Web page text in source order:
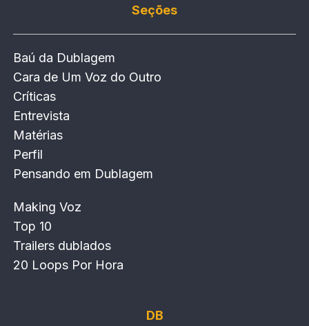
Seções
Baú da Dublagem
Cara de Um Voz do Outro
Críticas
Entrevista
Matérias
Perfil
Pensando em Dublagem
Making Voz
Top 10
Trailers dublados
20 Loops Por Hora
DB